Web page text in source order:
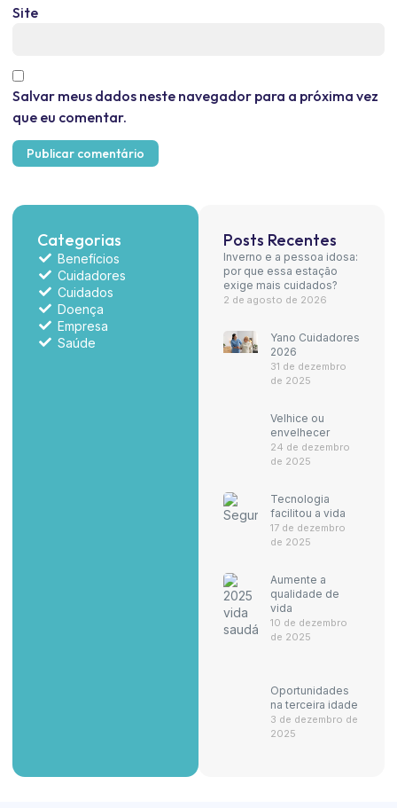
Site
Salvar meus dados neste navegador para a próxima vez
que eu comentar.
Categorias
Benefícios
Cuidadores
Cuidados
Doença
Empresa
Saúde
Posts Recentes
Inverno e a pessoa idosa:
por que essa estação
exige mais cuidados?
2 de agosto de 2026
Yano Cuidadores
2026
31 de dezembro
de 2025
Velhice ou
envelhecer
24 de dezembro
de 2025
Tecnologia
facilitou a vida
17 de dezembro
de 2025
Aumente a
qualidade de
vida
10 de dezembro
de 2025
Oportunidades
na terceira idade
3 de dezembro de
2025